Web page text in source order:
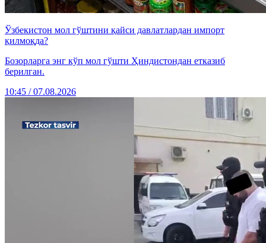
Ўзбекистон мол гўштини қайси давлатлардан импорт
қилмоқда?
Бозорларга энг кўп мол гўшти Ҳиндистондан етказиб
берилган.
10:45 / 07.08.2026